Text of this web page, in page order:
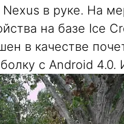
в руке. На
на базе Ice
в качестве
с Android 4.0.